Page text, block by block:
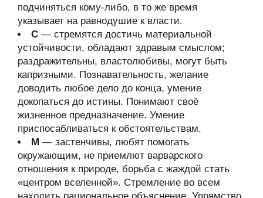
подчиняться кому-либо, в то же время
указывает на равнодушие к власти.
С — стремятся достичь материальной
устойчивости, обладают здравым смыслом;
раздражительны, властолюбивы, могут быть
капризными. Познавательность, желание
доводить любое дело до конца, умение
докопаться до истины. Понимают своё
жизненное предназначение. Умение
приспосабливаться к обстоятельствам.
М — застенчивы, любят помогать
окружающим, не приемлют варварского
отношения к природе, борьба с жаждой стать
«центром вселенной». Стремление во всем